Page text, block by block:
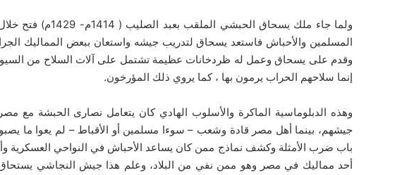
ولما جاء ملك يسحاق
المسلمين والأحباش فاستعد يسحاق لتدريب جيشه واستعان ببعض المماليك
وقدم على يسحاق وعمل له ظردخانات عظيمة تشتمل على آلات السلاح من
إنما سلاحهم الحراب يرمون بها ، كما يروي ذلك المؤرخون.
وهذه الدبلوماسية الماكرة والأسلوب الهادي كان يتعامل نصارى الحبشة مع
جيشهم، بينما أهل مصر قادة وشعب – سوءا مسلمين أو الأقباط – لم يعوا ما
باب ضرب الأمثلة وكشف نماذج ممن كان يساعد الأحباش في النواحي العسكرية
أحد مماليك في مصر وهو ممن نفي من البلاد، وعلم هذا جيش النجاشي يستحاق